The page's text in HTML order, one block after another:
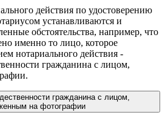
действия по удостоверению
устанавливаются и
обстоятельства, например, что
именно то лицо, которое
нотариального действия -
гражданина с лицом,
гражданина с лицом,
на фотографии